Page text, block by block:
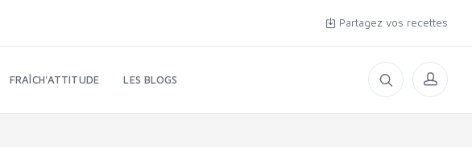
Partagez vos recettes
FRAÎCH'ATTITUDE LES BLOGS